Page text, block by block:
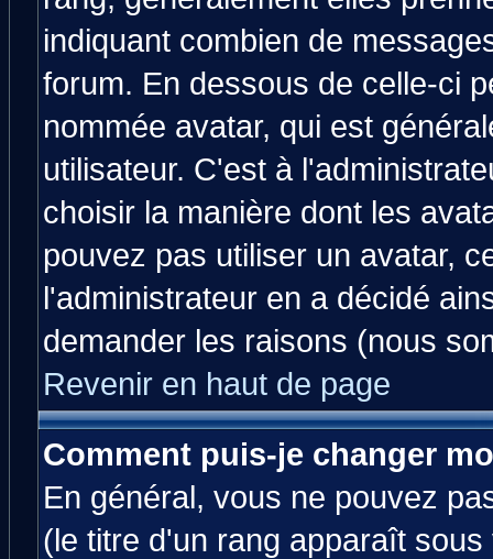
indiquant combien de
forum. En dessous de celle-ci
nommée avatar, qui est
utilisateur. C'est à
choisir la manière dont les
pouvez pas utiliser un avatar,
l'administrateur en a décidé
demander les raisons (nous
Revenir en haut de page
Comment puis-je changer
En général, vous ne pouvez
(le titre d'un rang apparaît